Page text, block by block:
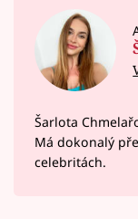
Šarlota
Má dokonalý
celebritách.